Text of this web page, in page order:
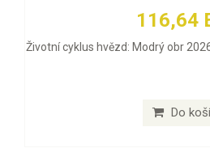
116,64
Životní cyklus hvězd: Modrý obr
Do